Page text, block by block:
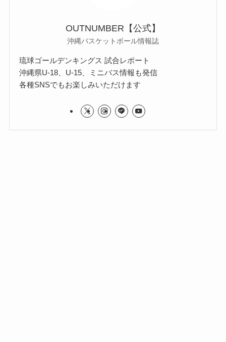
OUTNUMBER【公式】
沖縄バスケットボール情報誌
琉球ゴールデンキングス 試合レポート
沖縄県U-18、U-15、ミニバス情報も発信
各種SNSでもお楽しみいただけます